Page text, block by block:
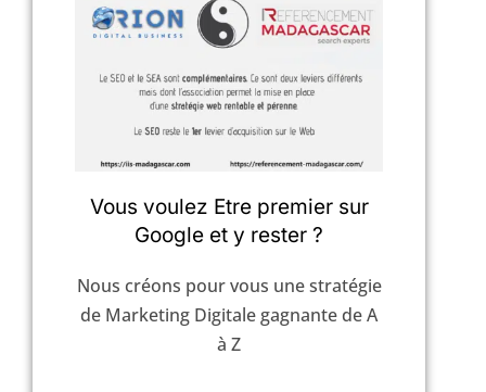
Vous voulez Etre premier sur
Google et y rester ?
Nous créons pour vous une stratégie
de Marketing Digitale gagnante de A
à Z